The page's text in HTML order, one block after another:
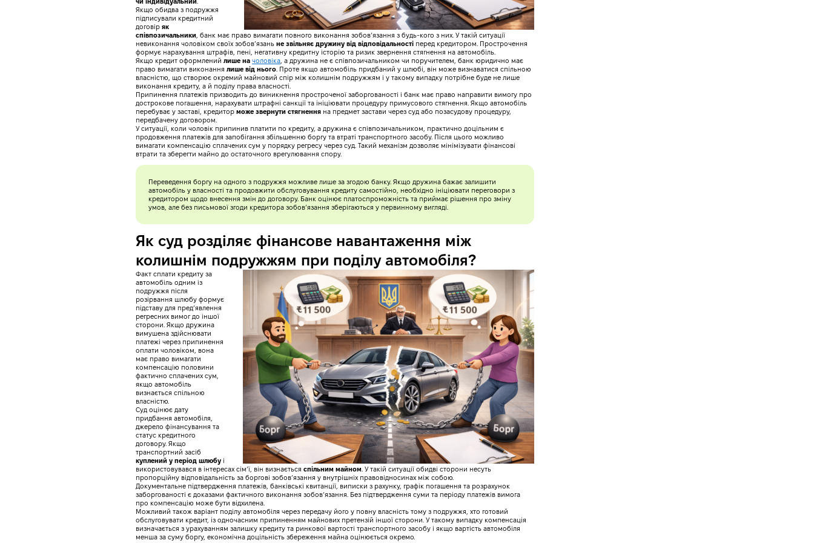
Якщо обидва з подружжя
підписували кредитний
договір як
співпозичальники , банк має право вимагати повного виконання зобов’язання з будь-кого з них. У такій ситуації
невиконання чоловіком своїх зобов’язань не звільняє дружину від відповідальності перед кредитором. Прострочення
формує нарахування штрафів, пені, негативну кредитну історію та ризик звернення стягнення на автомобіль.
Якщо кредит оформлений лише на чоловіка , а дружина не є співпозичальником чи поручителем, банк юридично має
право вимагати виконання лише від нього . Проте якщо автомобіль придбаний у шлюбі, він може визнаватися спільною
власністю, що створює окремий майновий спір між колишнім подружжям і у такому випадку потрібне буде не лише
виконання кредиту, а й поділу права власності.
Припинення платежів призводить до виникнення простроченої заборгованості і банк має право направити вимогу про
дострокове погашення, нарахувати штрафні санкції та ініціювати процедуру примусового стягнення. Якщо автомобіль
перебуває у заставі, кредитор може звернути стягнення на предмет застави через суд або позасудову процедуру,
передбачену договором.
У ситуації, коли чоловік припинив платити по кредиту, а дружина є співпозичальником, практично доцільним є
продовження платежів для запобігання збільшенню боргу та втраті транспортного засобу. Після цього можливо
вимагати компенсацію сплачених сум у порядку регресу через суд. Такий механізм дозволяє мінімізувати фінансові
втрати та зберегти майно до остаточного врегулювання спору.
Переведення боргу на одного з подружжя можливе лише за згодою банку. Якщо дружина бажає залишити
автомобіль у власності та продовжити обслуговування кредиту самостійно, необхідно ініціювати переговори з
кредитором щодо внесення змін до договору. Банк оцінює платоспроможність та приймає рішення про зміну
умов, але без письмової згоди кредитора зобов’язання зберігаються у первинному вигляді.
Як суд розділяє фінансове навантаження між
колишнім подружжям при поділу автомобіля?
Факт сплати кредиту за
автомобіль одним із
подружжя після
розірвання шлюбу формує
підставу для пред’явлення
регресних вимог до іншої
сторони. Якщо дружина
вимушена здійснювати
платежі через припинення
оплати чоловіком, вона
має право вимагати
компенсацію половини
фактично сплачених сум,
якщо автомобіль
визнається спільною
власністю.
Суд оцінює дату
придбання автомобіля,
джерело фінансування та
статус кредитного
договору. Якщо
транспортний засіб
куплений у період шлюбу і
використовувався в інтересах сім’ї, він визнається спільним майном . У такій ситуації обидві сторони несуть
пропорційну відповідальність за боргові зобов’язання у внутрішніх правовідносинах між собою.
Документальне підтвердження платежів, банківські квитанції, виписки з рахунку, графік погашення та розрахунок
заборгованості є доказами фактичного виконання зобов’язання. Без підтвердження суми та періоду платежів вимога
про компенсацію може бути відхилена.
Можливий також варіант поділу автомобіля через передачу його у повну власність тому з подружжя, хто готовий
обслуговувати кредит, із одночасним припиненням майнових претензій іншої сторони. У такому випадку компенсація
визначається з урахуванням залишку кредиту та ринкової вартості транспортного засобу і якщо вартість автомобіля
менша за суму боргу, економічна доцільність збереження майна оцінюється окремо.